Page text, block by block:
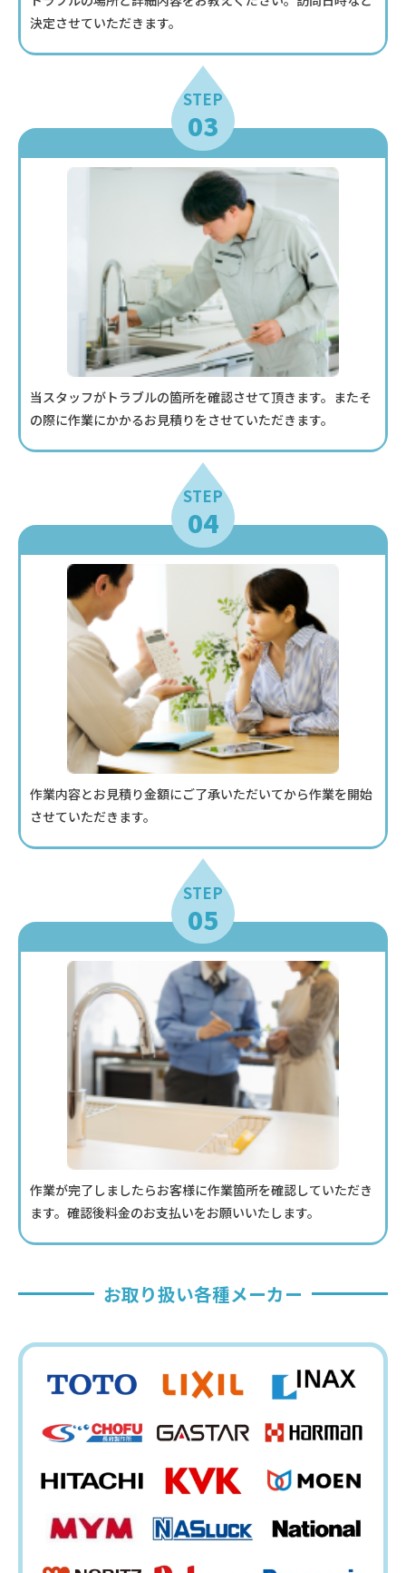
決定させていただきます。
STEP
03
当スタッフがトラブルの箇所を確認させて頂きます。またそ
の際に作業にかかるお見積りをさせていただきます。
STEP
04
作業内容とお見積り金額にご了承いただいてから作業を開始
させていただきます。
STEP
05
作業が完了しましたらお客様に作業箇所を確認していただき
ます。確認後料金のお支払いをお願いいたします。
お取り扱い各種メーカー